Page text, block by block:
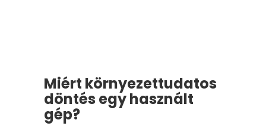
Miért környezettudatos
döntés egy használt
gép?